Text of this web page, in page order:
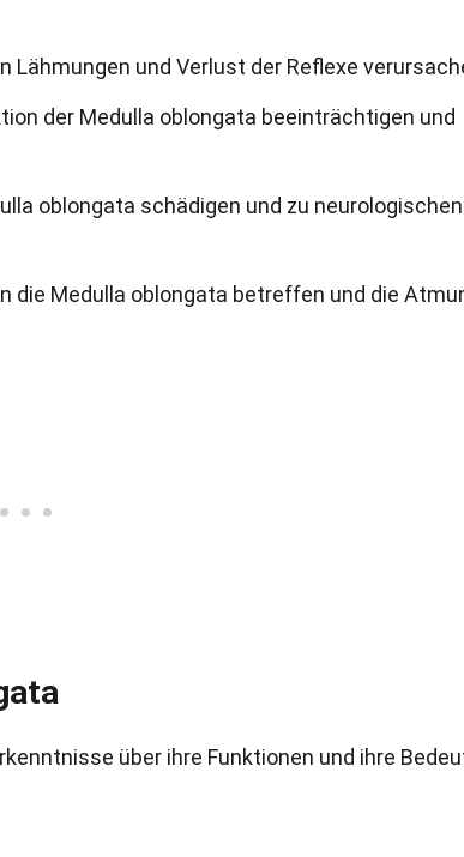
Lähmungen und Verlust der Reflexe
der Medulla oblongata beeinträchtigen und
oblongata schädigen und zu neurologischen
die Medulla oblongata betreffen und die
über ihre Funktionen und ihre